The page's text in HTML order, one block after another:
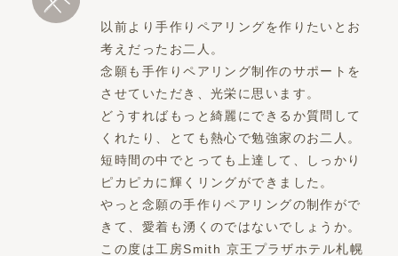
以前より手作りペアリングを作りたいとお
考えだったお二人。
念願も手作りペアリング制作のサポートを
させていただき、光栄に思います。
どうすればもっと綺麗にできるか質問して
くれたり、とても熱心で勉強家のお二人。
短時間の中でとっても上達して、しっかり
ピカピカに輝くリングができました。
やっと念願の手作りペアリングの制作がで
きて、愛着も湧くのではないでしょうか。
この度は工房Smith 京王プラザホテル札幌